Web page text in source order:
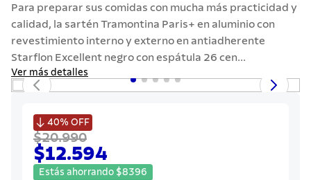
Para preparar sus comidas con mucha más practicidad y
calidad, la sartén Tramontina Paris+ en aluminio con
revestimiento interno y externo en antiadherente
Starflon Excellent negro con espátula 26 cen...
Ver más detalles
 40% OFF
$20.990
$12.594
Estás ahorrando $8396
8.
solar
9.
cuchillo
10. termo